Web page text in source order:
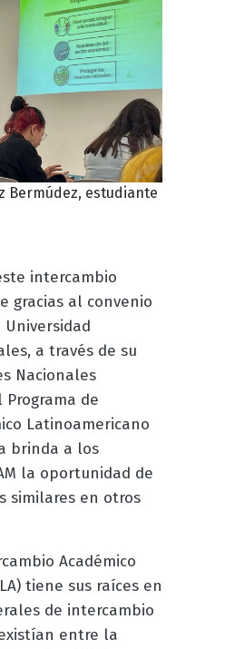
Bermúdez, estudiante
intercambio
gracias al convenio
a través de su
Nacionales
de
Latinoamericano
brinda a los
la oportunidad de
similares en otros
Académico
tiene sus raíces en
de intercambio
entre la